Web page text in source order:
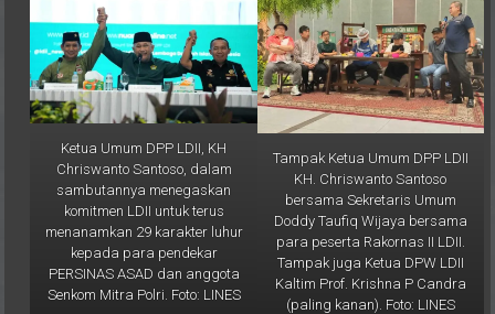
Ketua Umum DPP LDII, KH
Chriswanto Santoso, dalam
sambutannya menegaskan
komitmen LDII untuk terus
menanamkan 29 karakter luhur
kepada para pendekar
PERSINAS ASAD dan anggota
Senkom Mitra Polri. Foto: LINES
Tampak Ketua Umum DPP LDII
KH. Chriswanto Santoso
bersama Sekretaris Umum
Doddy Taufiq Wijaya bersama
para peserta Rakornas II LDII.
Tampak juga Ketua DPW LDII
Kaltim Prof. Krishna P Candra
(paling kanan). Foto: LINES